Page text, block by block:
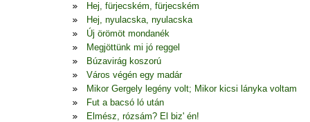
Hej, fürjecském, fürjecském
Hej, nyulacska, nyulacska
Új örömöt mondanék
Megjöttünk mi jó reggel
Búzavirág koszorú
Város végén egy madár
Mikor Gergely legény volt; Mikor kicsi lányka voltam
Fut a bacsó ló után
Elmész, rózsám? El biz' én!